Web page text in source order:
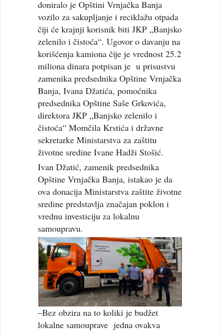
doniralo je Opštini Vrnjačka Banja
vozilo za sakupljanje i reciklažu otpada
čiji će krajnji korisnik biti JKP „Banjsko
zelenilo i čistoća“. Ugovor o davanju na
korišćenja kamiona čije je vrednost 25.2
miliona dinara potpisan je u prisustvu
zamenika predsednika Opštine Vrnjačka
Banja, Ivana Džatića, pomoćnika
predsednika Opštine Saše Grkovića,
direktora JKP „Banjsko zelenilo i
čistoća“ Momčila Krstića i državne
sekretarke Ministarstva za zaštitu
životne sredine Ivane Hadži Stošić.
Ivan Džatić, zamenik predsednika
Opštine Vrnjačka Banja, istakao je da
ova donacija Ministarstva zaštite životne
sredine predstavlja značajan poklon i
vrednu investiciju za lokalnu
samoupravu.
–Bez obzira na to koliki je budžet
lokalne samouprave jedna ovakva